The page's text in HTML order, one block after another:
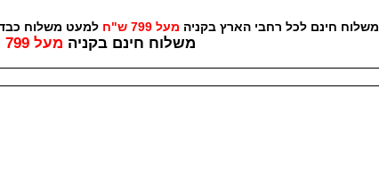
משלוח חינם לכל רחבי הארץ בקניה מעל 799 ש"ח למעט
משלוח חינם בקניה מעל 799 ש"ח